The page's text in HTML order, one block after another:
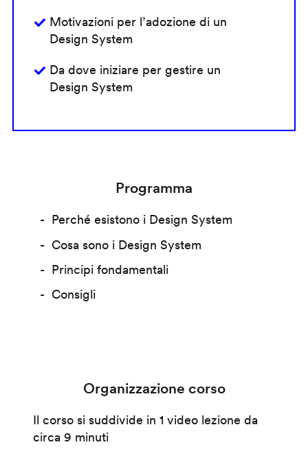
Motivazioni per l’adozione di un
Design System
Da dove iniziare per gestire un
Design System
Programma
Perché esistono i Design System
Cosa sono i Design System
Principi fondamentali
Consigli
Organizzazione corso
Il corso si suddivide in 1 video lezione da
circa 9 minuti